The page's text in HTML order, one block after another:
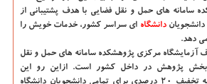
سامانه های حمل و نقل فضایی با هدف پشتیبانی از
دانشجویاندانشگاه‌ ای سراسر كشور، خدمات خویش را
آزمایشگاه مركزی پژوهشكده سامانه های حمل و نقل
پژوهش در داخل كشور است. ازاین رو این